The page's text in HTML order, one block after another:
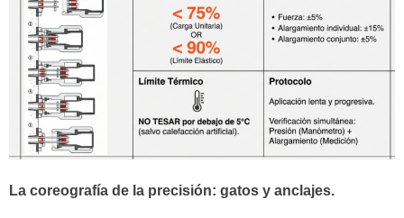
La coreografía de la precisión: gatos y anclajes.